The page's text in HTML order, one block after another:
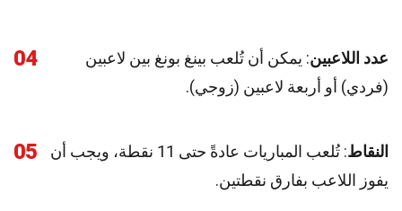
04 عدد اللاعبين: يمكن أن تُلعب بينغ بونغ بين لاعبين
(فردي) أو أربعة لاعبين (زوجي).
05 النقاط
: تُلعب المباريات عادةً حتى 11 نقطة، ويجب أن
يفوز اللاعب بفارق نقطتين.